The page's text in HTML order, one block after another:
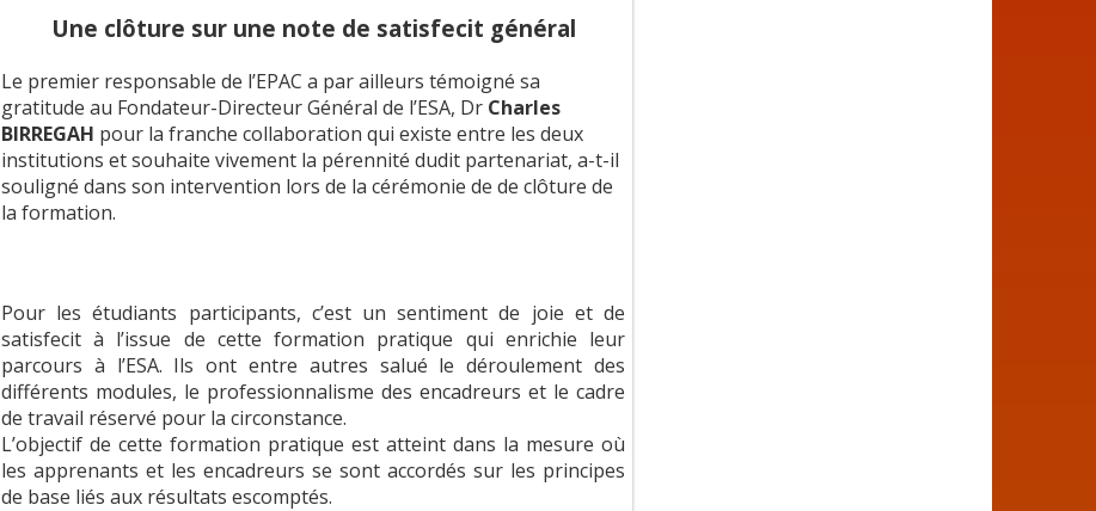
Une clôture sur une note de satisfecit général
Le premier responsable de l’EPAC a par ailleurs témoigné sa
gratitude au Fondateur-Directeur Général de l’ESA, Dr Charles
BIRREGAH pour la franche collaboration qui existe entre les deux
institutions et souhaite vivement la pérennité dudit partenariat, a-t-il
souligné dans son intervention lors de la cérémonie de de clôture de
la formation.
Pour les étudiants participants, c’est un sentiment de joie et de
satisfecit à l’issue de cette formation pratique qui enrichie leur
parcours à l’ESA. Ils ont entre autres salué le déroulement des
différents modules, le professionnalisme des encadreurs et le cadre
de travail réservé pour la circonstance.
L’objectif de cette formation pratique est atteint dans la mesure où
les apprenants et les encadreurs se sont accordés sur les principes
de base liés aux résultats escomptés.